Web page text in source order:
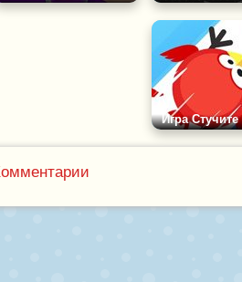
Игра Стучите